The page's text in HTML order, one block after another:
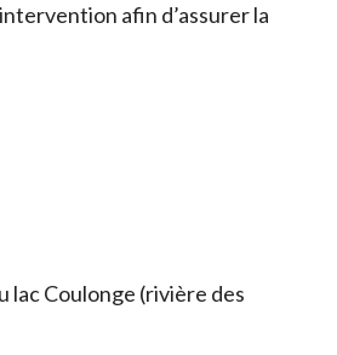
afin d’assurer la
lac Coulonge (rivière des